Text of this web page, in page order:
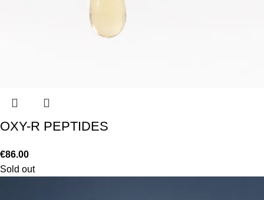
OXY-R PEPTIDES
€86.00
Sold out